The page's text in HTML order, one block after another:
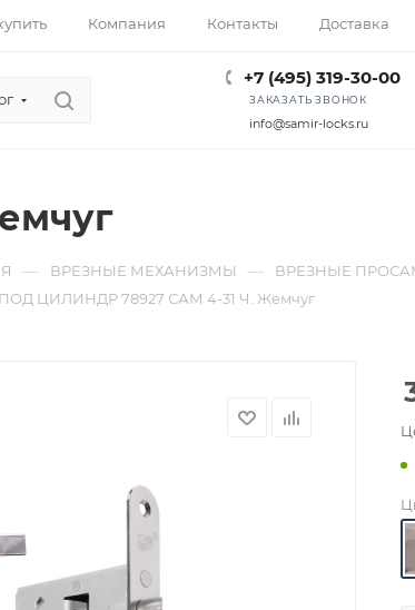
Компания Контакты Доставка
+7 (495) 319-30-00
ЗАКАЗАТЬ ЗВОНОК
info@samir-locks.ru
— ВРЕЗНЫЕ МЕХАНИЗМЫ — ВРЕЗНЫЕ
ЦИЛИНДР 78927 САМ 4-31 Ч. Жемчуг